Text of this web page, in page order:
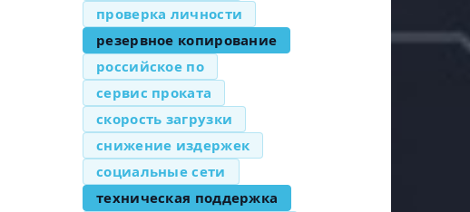
проверка личности
резервное копирование
российское по
сервис проката
скорость загрузки
снижение издержек
социальные сети
техническая поддержка